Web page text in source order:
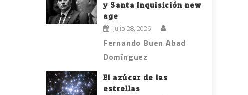
y Santa Inquisición new
age
julio 28, 2026
Fernando Buen Abad
Domínguez
El azúcar de las
estrellas